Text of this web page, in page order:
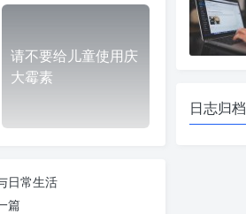
请不要给儿童使用庆
大霉素
日常生活
篇
日志归档